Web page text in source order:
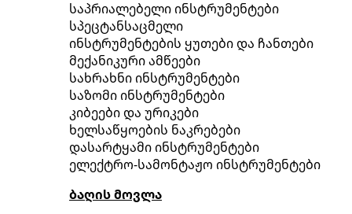
საპრიალებელი ინსტრუმენტები
სპეცტანსაცმელი
ინსტრუმენტების ყუთები და ჩანთები
მექანიკური ამწეები
სახრახნი ინსტრუმენტები
საზომი ინსტრუმენტები
კიბეები და ურიკები
ხელსაწყოების ნაკრებები
დასარტყამი ინსტრუმენტები
ელექტრო-სამონტაჟო ინსტრუმენტები
ბაღის მოვლა